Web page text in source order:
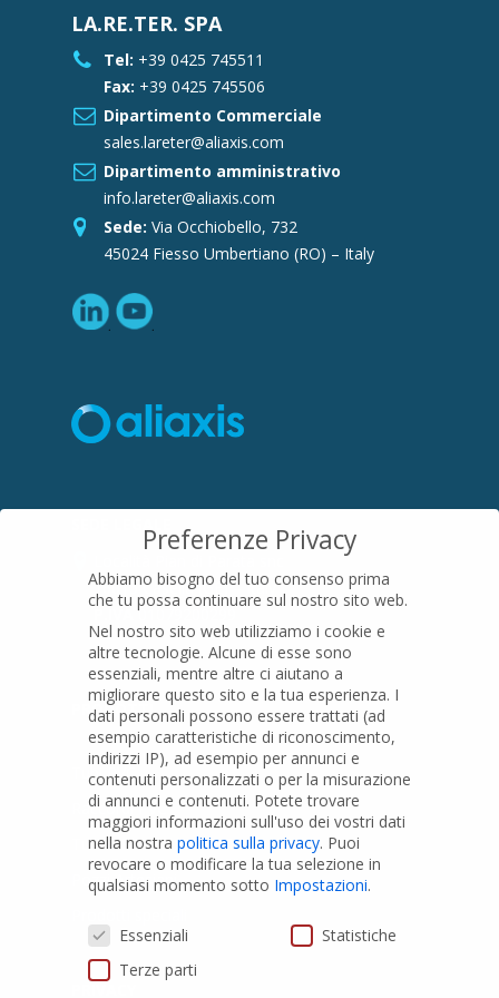
LA.RE.TER. SPA
Tel: +39 0425 745511
Fax: +39 0425 745506
Dipartimento Commerciale
sales.lareter@aliaxis.com
Dipartimento amministrativo
info.lareter@aliaxis.com
Sede: Via Occhiobello, 732
45024 Fiesso Umbertiano (RO) – Italy
16015 Casella (GE) – Italy
01079200299
PRODOTTI
Tubi PVC
Raccordi PVC
Tubi e Raccordi in PVC-A
Pozzi Artesiani
Preferenze Privacy
Abbiamo bisogno del tuo consenso prima
che tu possa continuare sul nostro sito web.
Nel nostro sito web utilizziamo i cookie e
altre tecnologie. Alcune di esse sono
essenziali, mentre altre ci aiutano a
migliorare questo sito e la tua esperienza. I
dati personali possono essere trattati (ad
esempio caratteristiche di riconoscimento,
indirizzi IP), ad esempio per annunci e
contenuti personalizzati o per la misurazione
di annunci e contenuti. Potete trovare
maggiori informazioni sull'uso dei vostri dati
nella nostra politica sulla privacy. Puoi
revocare o modificare la tua selezione in
qualsiasi momento sotto Impostazioni.
Preferenze Privacy
Essenziali
Statistiche
Terze parti